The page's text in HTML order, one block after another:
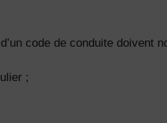
code de conduite doivent
;